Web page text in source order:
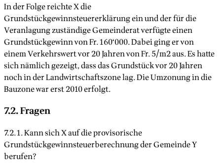
In der Folge reichte X die
Grundstückgewinnsteuererklärung ein und der für die
Veranlagung zuständige Gemeinderat verfügte einen
Grundstückgewinn von Fr. 160‘000. Dabei ging er von
einem Verkehrswert vor 20 Jahren von Fr. 5/m2 aus. Es hatte
sich nämlich gezeigt, dass das Grundstück vor 20 Jahren
noch in der Landwirtschaftszone lag. Die Umzonung in die
Bauzone war erst 2010 erfolgt.
7.2. Fragen
7.2.1. Kann sich X auf die provisorische
Grundstückgewinnsteuerberechnung der Gemeinde Y
berufen?